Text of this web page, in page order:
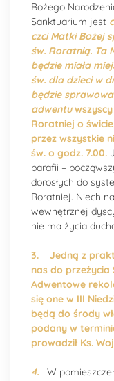
Bożego
Sanktuarium jest
czci Matki Bożej
św. Roratnią. Ta
będzie miała
św. dla dzieci w
będzie
adwentuwszyscy
Roratniej o
przez wszystkie
św. o godz. 7.00.
parafii –
dorosłych do
Roratniej. Niech
wewnętrznej
nie ma życia
3. Jedną z
nas do przeżycia
Adwentowe
się one w III
będą do środy
podany w
prowadził Ks.
4. W